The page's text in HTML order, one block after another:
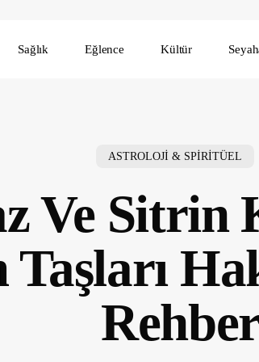
Sağlık Eğlence Kültür
ASTROLOJİ & SPİRİTÜEL
Ve Sitrin
Taşları